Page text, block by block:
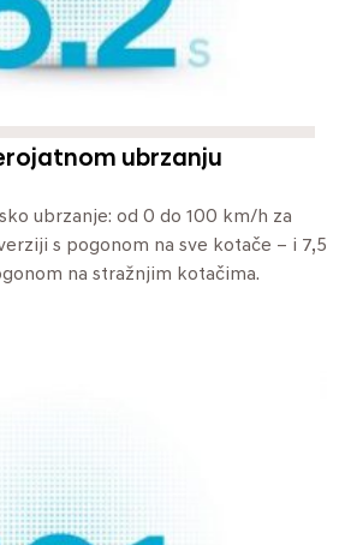
ubrzanju
ubrzanje: od 0 do 100 km/h za
s pogonom na sve kotače – i 7,5
na stražnjim kotačima.